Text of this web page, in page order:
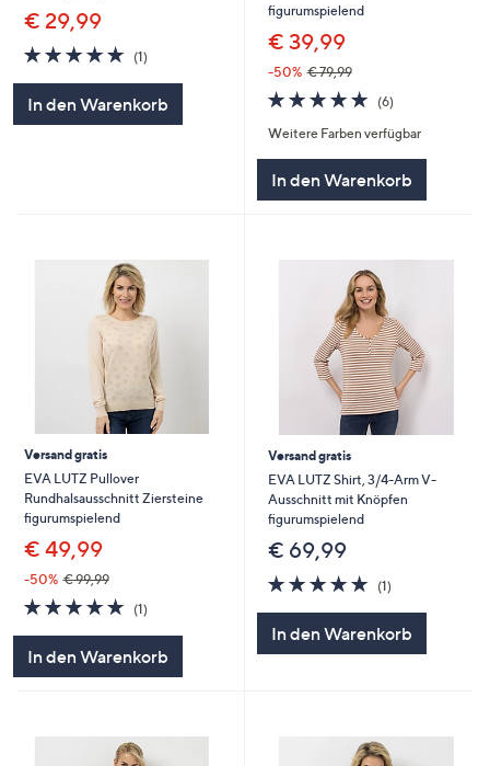
€ 29,99
5.0
von
5
(1)
In den Warenkorb
figurumspielend
€ 39,99
-50% € 79,99
5.0
von
5
(6)
Weitere Farben verfügbar
In den Warenkorb
Versand gratis
EVA LUTZ Pullover
Rundhalsausschnitt Ziersteine
figurumspielend
€ 49,99
-50% € 99,99
5.0
von
5
(1)
In den Warenkorb
Versand gratis
EVA LUTZ Shirt, 3/4-Arm V-
Ausschnitt mit Knöpfen
figurumspielend
€ 69,99
5.0
von
5
(1)
In den Warenkorb